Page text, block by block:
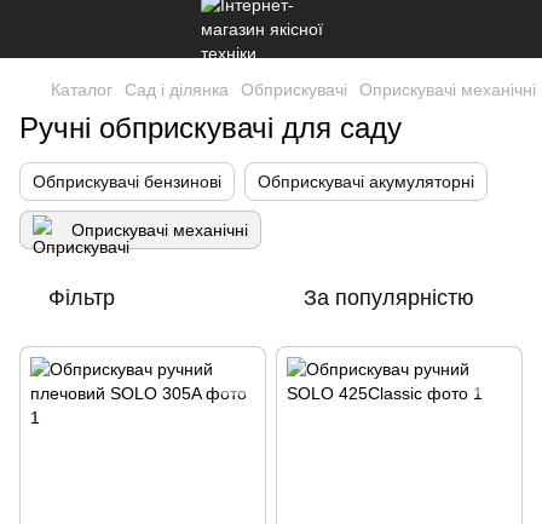
Каталог Сад і ділянка Обприскувачі Оприскувачі механічні
Ручні обприскувачі для саду
Обприскувачі бензинові Обприскувачі акумуляторні
Оприскувачі механічні
Фільтр За популярністю